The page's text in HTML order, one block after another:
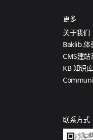
更多
关于我们
Baklib.体
CMS建站
KB 知识
联系方式